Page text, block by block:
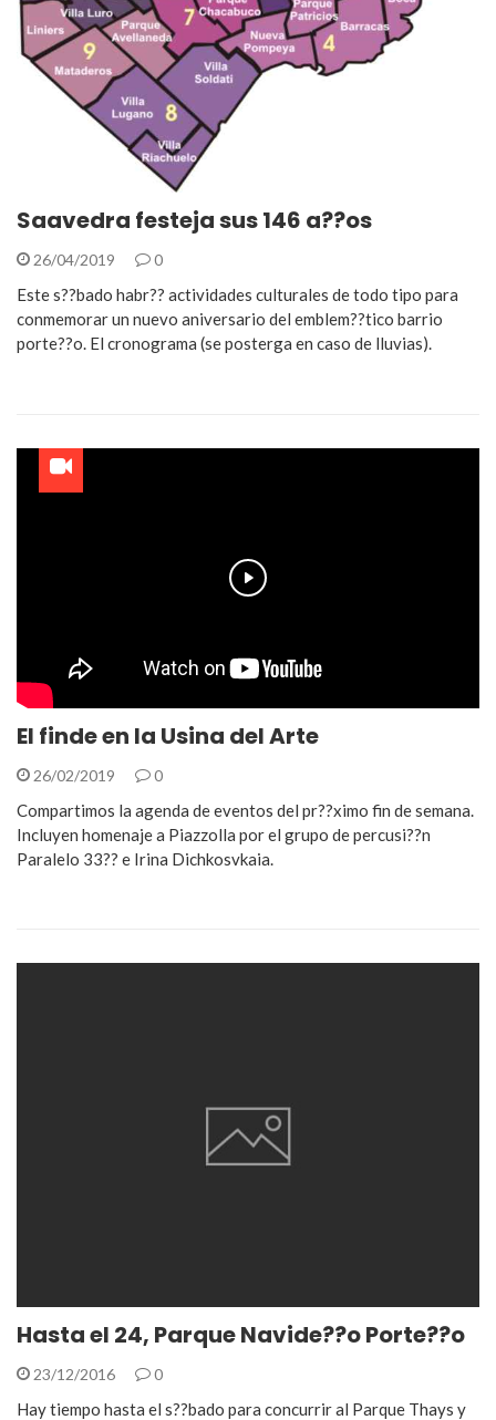
Saavedra festeja sus 146 a??os
26/04/2019 0
Este s??bado habr?? actividades culturales de todo tipo para
conmemorar un nuevo aniversario del emblem??tico barrio
porte??o. El cronograma (se posterga en caso de lluvias).
Play
El finde en la Usina del Arte
26/02/2019 0
Compartimos la agenda de eventos del pr??ximo fin de semana.
Incluyen homenaje a Piazzolla por el grupo de percusi??n
Paralelo 33?? e Irina Dichkosvkaia.
Hasta el 24, Parque Navide??o Porte??o
23/12/2016 0
Hay tiempo hasta el s??bado para concurrir al Parque Thays y